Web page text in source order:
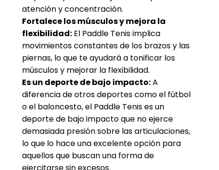
atención y concentración.
Fortalece los músculos y mejora la
flexibilidad: El Paddle Tenis implica
movimientos constantes de los brazos y las
piernas, lo que te ayudará a tonificar los
músculos y mejorar la flexibilidad.
Es un deporte de bajo impacto:A
diferencia de otros deportes como el fútbol
o el baloncesto, el Paddle Tenis es un
deporte de bajo impacto que no ejerce
demasiada presión sobre las articulaciones,
lo que lo hace una excelente opción para
aquellos que buscan una forma de